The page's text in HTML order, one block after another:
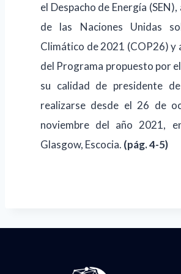
el Despacho de Energía
de las Naciones Unidas
Climático de 2021 (COP26) y
del Programa propuesto por
su calidad de presidente
realizarse desde el 26 de
noviembre del año 2021,
Glasgow, Escocia. (pág. 4-5)